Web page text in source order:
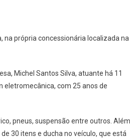
na própria concessionária localizada na
Michel Santos Silva, atuante há 11
eletromecânica, com 25 anos de
pneus, suspensão entre outros. Além
30 itens e ducha no veículo, que está